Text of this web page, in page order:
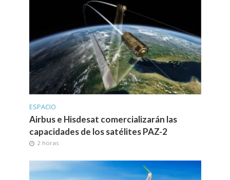
ESPACIO
Airbus e Hisdesat comercializarán las
capacidades de los satélites PAZ-2
2 horas